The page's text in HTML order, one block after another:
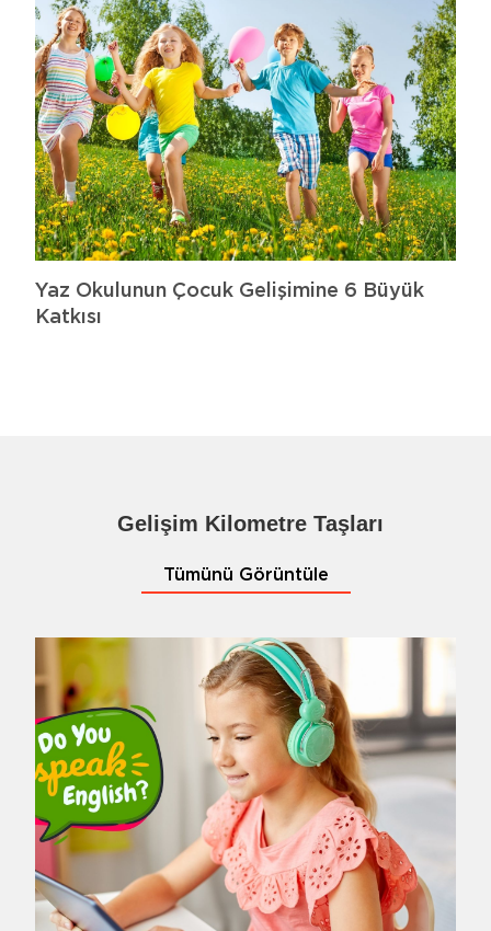
Yaz Okulunun Çocuk Gelişimine 6 Büyük
Katkısı
Gelişim Kilometre Taşları
Tümünü Görüntüle